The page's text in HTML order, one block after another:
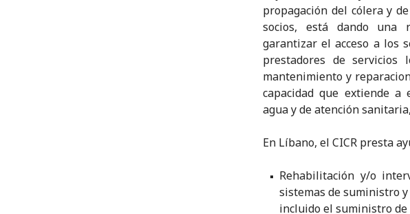
propagación del cólera y
socios, está dando una
garantizar el acceso a los
prestadores de servicios
mantenimiento y
capacidad que extiende a
agua y de atención
En Líbano, el CICR presta
Rehabilitación y/o
sistemas de suministro
incluido el suministro de